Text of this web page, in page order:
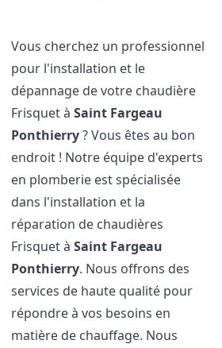
Vous cherchez un professionnel
pour l'installation et le
dépannage de votre chaudière
Frisquet àSaint Fargeau
Ponthierry? Vous êtes au bon
endroit ! Notre équipe d'experts
en plomberie est spécialisée
dans l'installation et la
réparation de chaudières
Frisquet àSaint Fargeau
Ponthierry. Nous offrons des
services de haute qualité pour
répondre à vos besoins en
matière de chauffage. Nous